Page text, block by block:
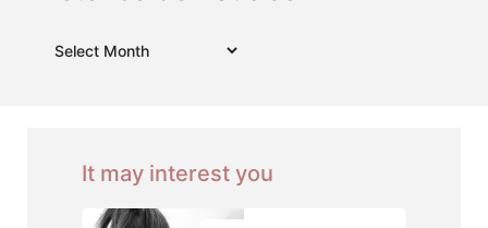
It may interest you